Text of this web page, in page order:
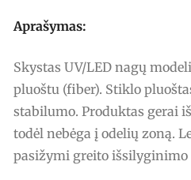
Aprašymas:
Skystas UV/LED nagų
pluoštu (fiber). Stiklo
stabilumo. Produktas gerai
todėl nebėga į odelių zoną.
pasižymi greito išsilyginimo